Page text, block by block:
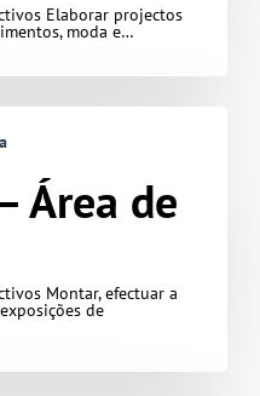
Elaborar projectos
moda e…
Área de
Montar, efectuar a
de